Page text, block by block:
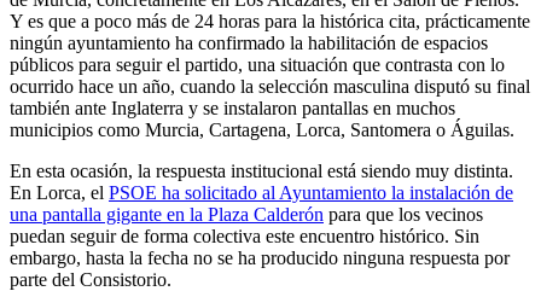
Y es que a poco más de 24 horas para la histórica cita, prácticamente
ningún ayuntamiento ha confirmado la habilitación de espacios
públicos para seguir el partido, una situación que contrasta con lo
ocurrido hace un año, cuando la selección masculina disputó su final
también ante Inglaterra y se instalaron pantallas en muchos
municipios como Murcia, Cartagena, Lorca, Santomera o Águilas.
En esta ocasión, la respuesta institucional está siendo muy distinta.
En Lorca, el PSOE ha solicitado al Ayuntamiento la instalación de
una pantalla gigante en la Plaza Calderón para que los vecinos
puedan seguir de forma colectiva este encuentro histórico. Sin
embargo, hasta la fecha no se ha producido ninguna respuesta por
parte del Consistorio.